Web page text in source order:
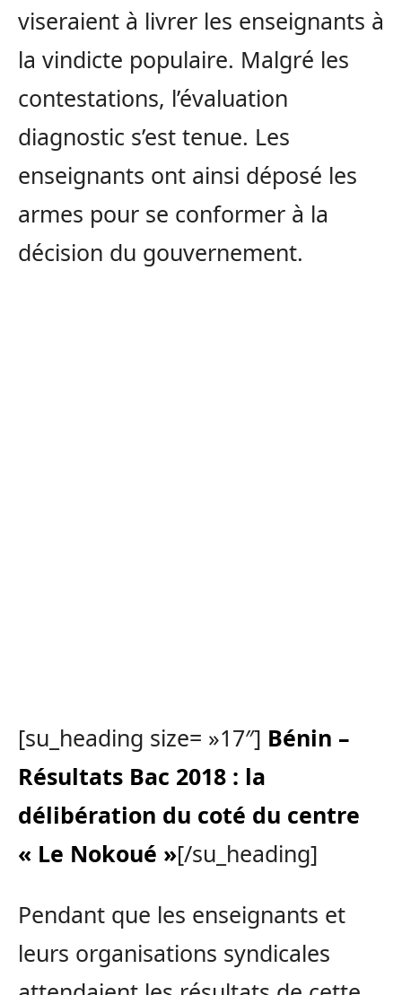
viseraient à livrer les enseignants à
la vindicte populaire. Malgré les
contestations, l’évaluation
diagnostic s’est tenue. Les
enseignants ont ainsi déposé les
armes pour se conformer à la
décision du gouvernement.
[su_heading size= »17″] Bénin –
Résultats Bac 2018 : la
délibération du coté du centre
« Le Nokoué »[/su_heading]
Pendant que les enseignants et
leurs organisations syndicales